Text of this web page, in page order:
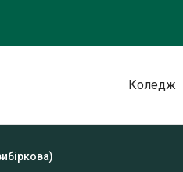
Коледж